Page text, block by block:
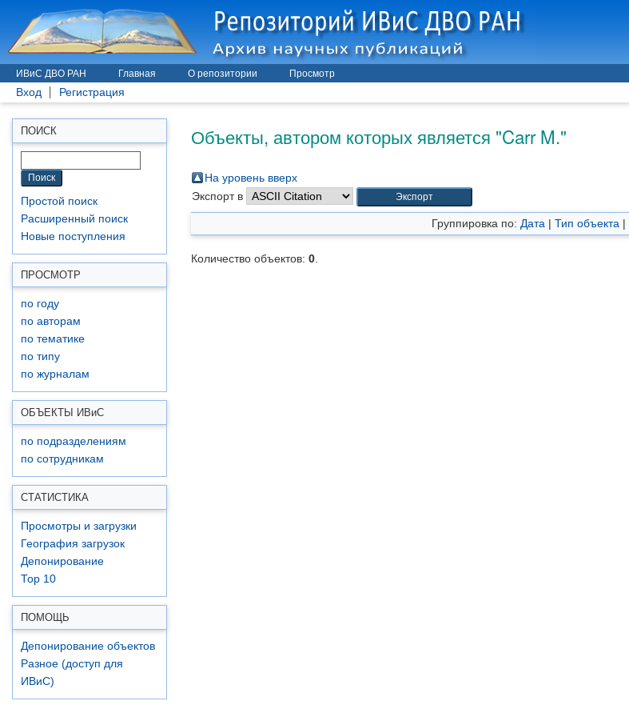
ИВиС ДВО РАН Главная О репозитории Просмотр
Вход Регистрация
ПОИСК
Простой поиск
Расширенный поиск
Новые поступления
ПРОСМОТР
по году
по авторам
по тематике
по типу
по журналам
ОБЪЕКТЫ ИВиС
по подразделениям
по сотрудникам
СТАТИСТИКА
Просмотры и загрузки
География загрузок
Депонирование
Top 10
ПОМОЩЬ
Депонирование объектов
Разное (доступ для
ИВиС)
Объекты, автором которых является "Carr M."
На уровень вверх
Экспорт в
Группировка по: Дата | Тип объекта |
Количество объектов: 0